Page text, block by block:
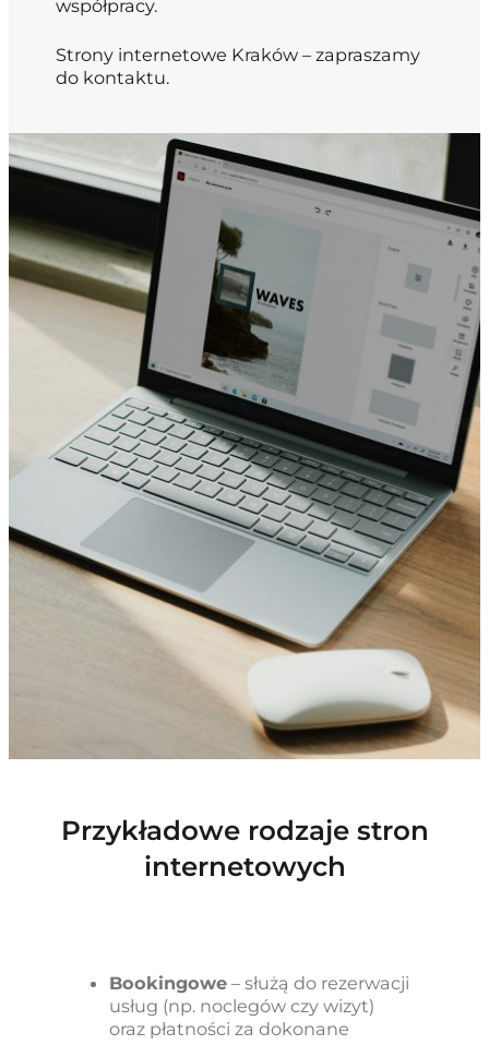
współpracy.
Strony internetowe Kraków – zapraszamy
do kontaktu.
Przykładowe rodzaje stron
internetowych
Bookingowe– służą do rezerwacji
usług (np. noclegów czy wizyt)
oraz płatności za dokonane